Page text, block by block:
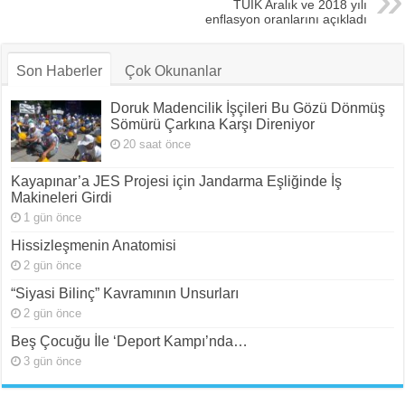
TÜİK Aralık ve 2018 yılı
enflasyon oranlarını açıkladı
Son Haberler Çok Okunanlar
Doruk Madencilik İşçileri Bu Gözü Dönmüş
Sömürü Çarkına Karşı Direniyor
20 saat önce
Kayapınar’a JES Projesi için Jandarma Eşliğinde İş
Makineleri Girdi
1 gün önce
Hissizleşmenin Anatomisi
2 gün önce
“Siyasi Bilinç” Kavramının Unsurları
2 gün önce
Beş Çocuğu İle ‘Deport Kampı’nda…
3 gün önce